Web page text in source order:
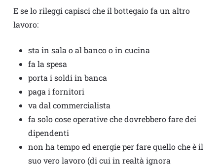
E se lo rileggi capisci che il bottegaio fa un altro
lavoro:
sta in sala o al banco o in cucina
fa la spesa
porta i soldi in banca
paga i fornitori
va dal commercialista
fa solo cose operative che dovrebbero fare dei
dipendenti
non ha tempo ed energie per fare quello che è il
suo vero lavoro (di cui in realtà ignora